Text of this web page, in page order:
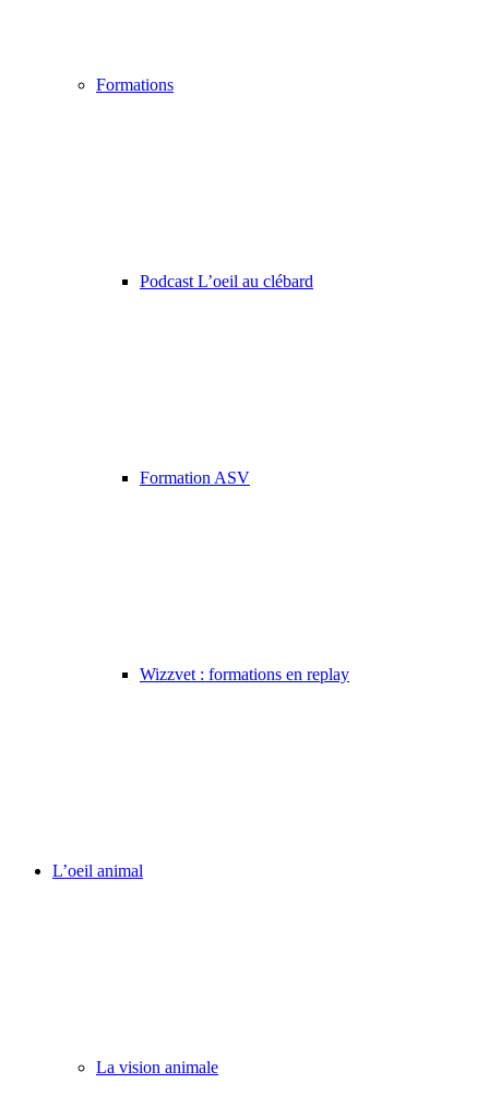
Formations
Podcast L’oeil au clébard
Formation ASV
Wizzvet : formations en replay
L’oeil animal
La vision animale